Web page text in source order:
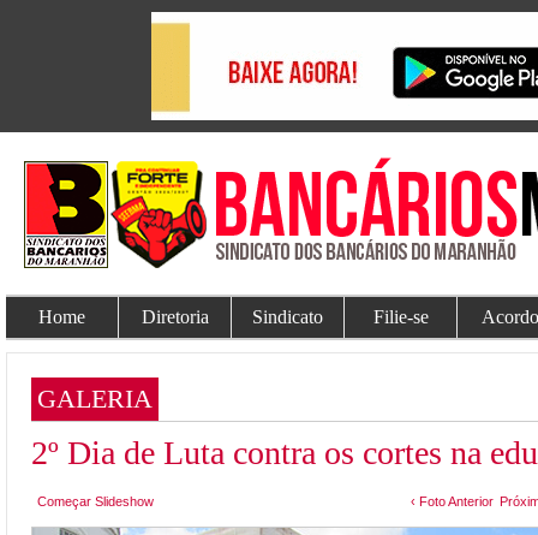
Home Diretoria Sindicato Filie-se
GALERIA
2º Dia de Luta contra os cortes na
Começar Slideshow ‹ Foto Anterior